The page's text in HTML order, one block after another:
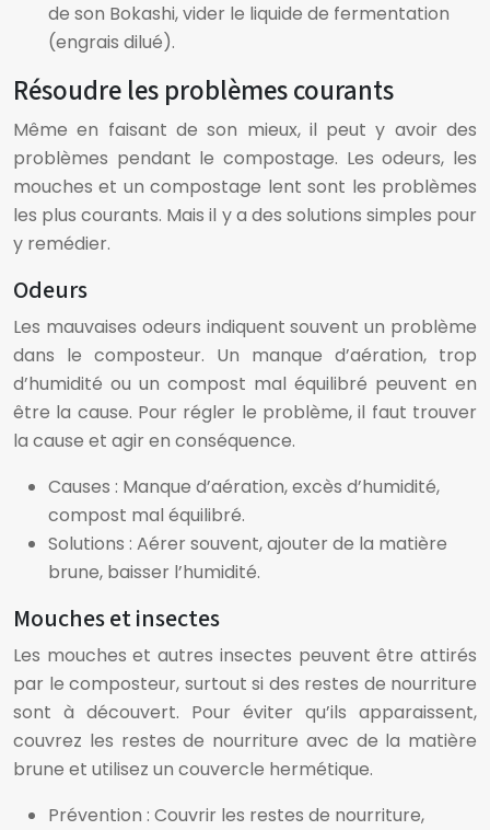
de son Bokashi, vider le liquide de fermentation
(engrais dilué).
Résoudre les problèmes courants
Même en faisant de son mieux, il peut y avoir des
problèmes pendant le compostage. Les odeurs, les
mouches et un compostage lent sont les problèmes
les plus courants. Mais il y a des solutions simples pour
y remédier.
Odeurs
Les mauvaises odeurs indiquent souvent un problème
dans le composteur. Un manque d’aération, trop
d’humidité ou un compost mal équilibré peuvent en
être la cause. Pour régler le problème, il faut trouver
la cause et agir en conséquence.
Causes : Manque d’aération, excès d’humidité,
compost mal équilibré.
Solutions : Aérer souvent, ajouter de la matière
brune, baisser l’humidité.
Mouches et insectes
Les mouches et autres insectes peuvent être attirés
par le composteur, surtout si des restes de nourriture
sont à découvert. Pour éviter qu’ils apparaissent,
couvrez les restes de nourriture avec de la matière
brune et utilisez un couvercle hermétique.
Prévention : Couvrir les restes de nourriture,